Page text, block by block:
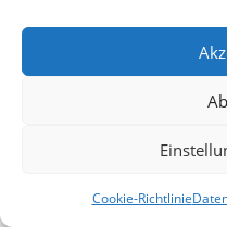
Cookie-Richtlinie